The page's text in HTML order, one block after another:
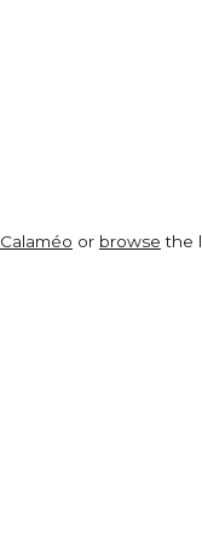
Calaméo or browse the